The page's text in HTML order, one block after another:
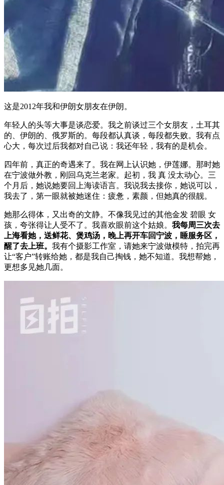
这是2012年我和伊朗女朋友在伊朗。
年轻人的头等大事是谈恋爱。我之前谈过三个女朋友，土耳其
的、伊朗的、俄罗斯的。每段都认真谈，每段都失败。我有点
心大，每次过后我都对自己说：我还年轻，我有的是机会。
四年前，真正的奇遇来了。我在网上认识她，伊莲娜。那时她
在宁波做外教，刚回乌克兰老家。起初，我 真 没太动心。三
个月后，她说她要回上海读语言。我说我去接你，她说可以，
我去了，第一眼就被她迷住：疲惫，素颜，但她真的很靓。
她那么得体，又出奇的文静。不像我见过的其他金发 碧眼 女
孩，夸张得让人受不了。我喜欢眼前这个姑娘。 我每周三次去
上海看她，送鲜花、煲鸡汤，晚上再开车回宁波，睡服务区，
醒了去上班。 我有个摄影工作室，请她来宁波做模特，拍完再
让“客户”转账给她，都是我自己掏钱，她不知道。我想帮她，
更想多见她几面。